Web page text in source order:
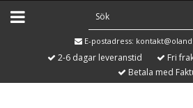
E-postadress:
2-6 dagar leveranstid
Fri
Betala med